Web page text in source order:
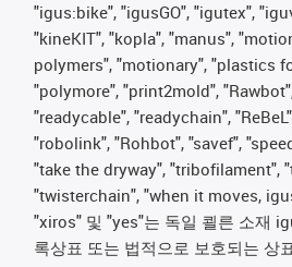
"igus:bike", "igusGO", "igutex",
"kineKIT", "kopla", "manus",
polymers", "motionary", "plastics
"polymore", "print2mold", "Rawbot",
"readycable", "readychain",
"robolink", "Rohbot", "savef",
"take the dryway", "tribofilament",
"twisterchain", "when it moves,
"xiros" 및 "yes"는 독일 쾰른 소재
록상표 또는 법적으로 보호되는 상